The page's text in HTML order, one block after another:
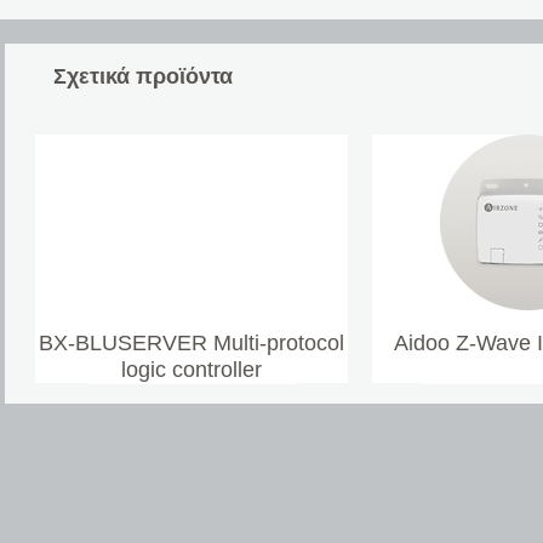
Σχετικά προϊόντα
BX-BLUSERVER Multi-protocol
logic controller
Aidoo Z-Wave